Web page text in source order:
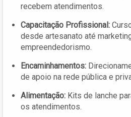
recebem atendimentos.
Capacitação Profissional:
desde artesanato até
empreendedorismo.
Encaminhamentos:
de apoio na rede pública e
Alimentação: Kits de lanche
os atendimentos.